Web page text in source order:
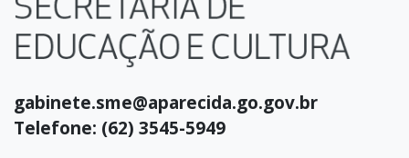
gabinete.sme@aparecida.go.gov.br
Telefone: (62) 3545-5949